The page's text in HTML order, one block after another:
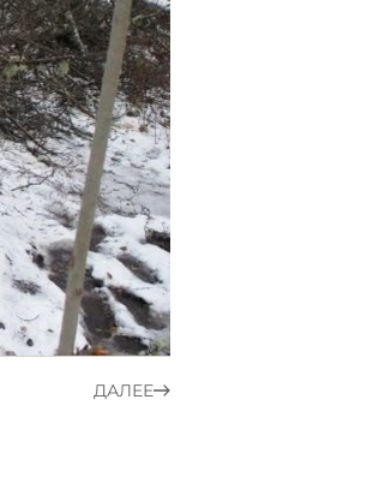
ДАЛЕЕ